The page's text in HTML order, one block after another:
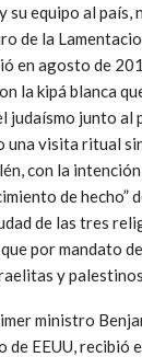
su equipo al
de la
en agosto de
la kipá blanca
judaísmo junto al
una visita ritual
con la
de hecho”
de las tres
por mandato
y palestinos.
ministro
EEUU, recibió